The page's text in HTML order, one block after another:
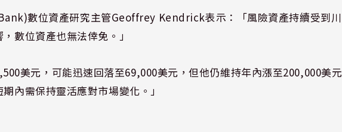
數位資產研究主管Geoffrey Kendrick表示：「風險資產持續受到川
數位資產也無法倖免。」
美元，可能迅速回落至69,000美元，但他仍維持年內漲至200,000美元
內需保持靈活應對市場變化。」